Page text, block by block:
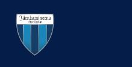
innehåll